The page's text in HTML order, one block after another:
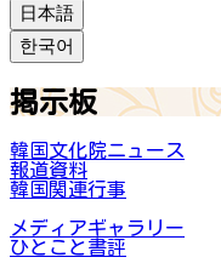
日本語
한국어
掲示板
韓国文化院ニュース
報道資料
韓国関連行事
メディアギャラリー
ひとこと書評